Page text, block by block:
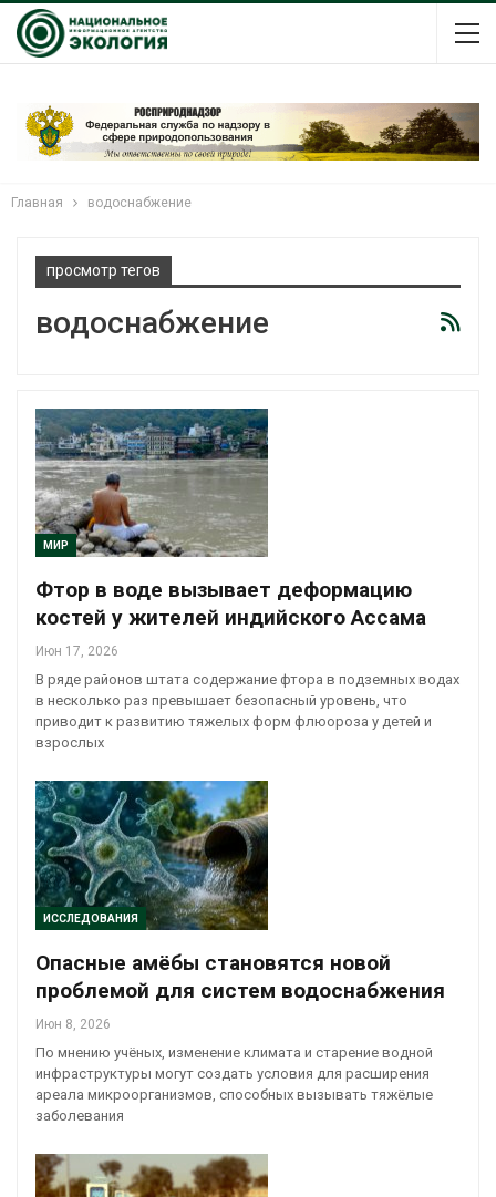
Главная водоснабжение
просмотр тегов
водоснабжение
МИР
Фтор в воде вызывает деформацию
костей у жителей индийского Ассама
Июн 17, 2026
В ряде районов штата содержание фтора в подземных водах
в несколько раз превышает безопасный уровень, что
приводит к развитию тяжелых форм флюороза у детей и
взрослых
ИССЛЕДОВАНИЯ
Опасные амёбы становятся новой
проблемой для систем водоснабжения
Июн 8, 2026
По мнению учёных, изменение климата и старение водной
инфраструктуры могут создать условия для расширения
ареала микроорганизмов, способных вызывать тяжёлые
заболевания